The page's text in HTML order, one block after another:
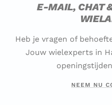
E-MAIL, CHAT
Heb je vragen of
Jouw wielexperts in
NEEM NU